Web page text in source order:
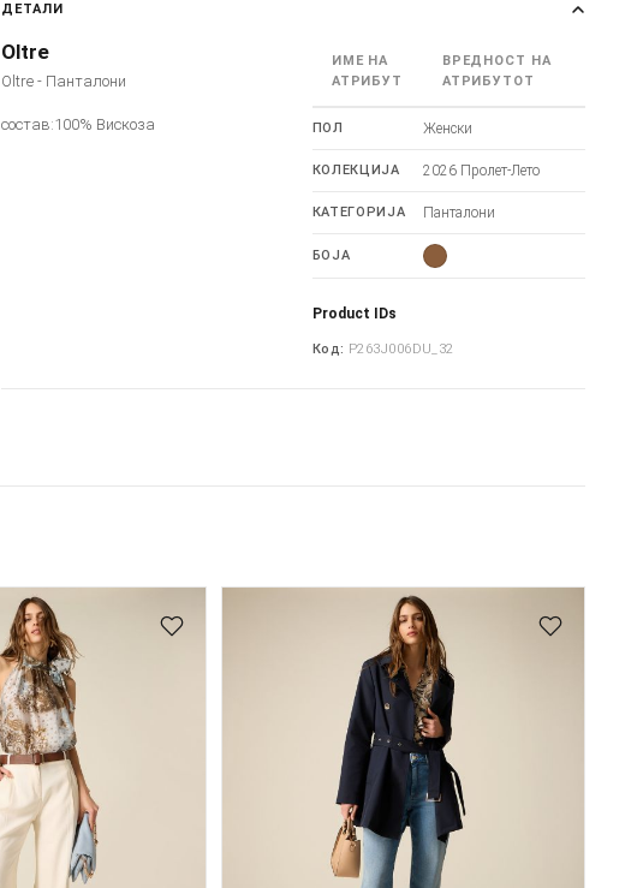
ДЕТАЛИ
Oltre
Oltre - Панталони
состав:100% Вискоза
ИМЕ НА
АТРИБУТ
ВРЕДНОСТ НА
АТРИБУТОТ
ПОЛ Женски
КОЛЕКЦИЈА 2026 Пролет-Лето
КАТЕГОРИЈА Панталони
БОЈА
Product IDs
Код: P263J006DU_32